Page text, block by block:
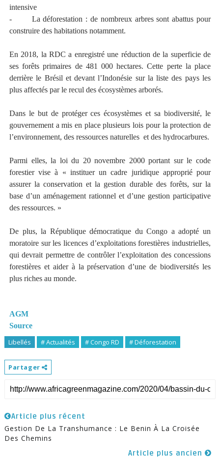
intensive
-
La déforestation : de nombreux arbres sont abattus pour
construire des habitations notamment.
En 2018, la RDC a enregistré une réduction de la superficie de
ses forêts primaires de 481 000 hectares. Cette perte la place
derrière le Brésil et devant l’Indonésie sur la liste des pays les
plus affectés par le recul des écosystèmes arborés.
Dans le but de protéger ces écosystèmes et sa biodiversité, le
gouvernement a mis en place plusieurs lois pour la protection de
l’environnement, des ressources naturelles et des hydrocarbures.
Parmi elles, la loi du 20 novembre 2000 portant sur le code
forestier vise à « instituer un cadre juridique approprié pour
assurer la conservation et la gestion durable des forêts, sur la
base d’un aménagement rationnel et d’une gestion participative
des ressources. »
De plus, la République démocratique du Congo a adopté un
moratoire sur les licences d’exploitations forestières industrielles,
qui devrait permettre de contrôler l’exploitation des concessions
forestières et aider à la préservation d’une de biodiversités les
plus riches au monde.
AGM
Source
Libellés # Actualités # Congo RD # Déforestation
Partager
Article plus récent
Gestion De La Transhumance : Le Benin À La Croisée
Des Chemins
Article plus ancien